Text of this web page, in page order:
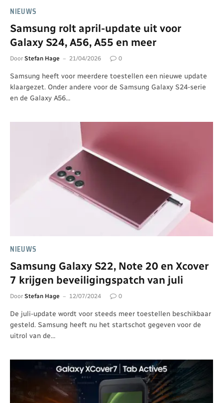
NIEUWS
Samsung rolt april-update uit voor
Galaxy S24, A56, A55 en meer
Door Stefan Hage 21/04/2026 0
Samsung heeft voor meerdere toestellen een nieuwe update
klaargezet. Onder andere voor de Samsung Galaxy S24-serie
en de Galaxy A56…
NIEUWS
Samsung Galaxy S22, Note 20 en Xcover
7 krijgen beveiligingspatch van juli
Door Stefan Hage 12/07/2024 0
De juli-update wordt voor steeds meer toestellen beschikbaar
gesteld. Samsung heeft nu het startschot gegeven voor de
uitrol van de…